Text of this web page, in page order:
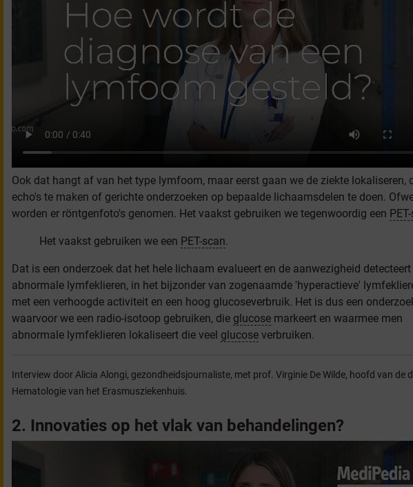
Ook dat hangt af van het type lymfoom, maar eerst gaan we de ziekte lokaliseren,
echo's te maken of gerichte onderzoeken op bepaalde lichaamsdelen te doen.
worden er röntgenfoto's genomen. Het vaakst gebruiken we tegenwoordig een
Het vaakst gebruiken we een PET-scan.
Dat is een onderzoek dat het hele lichaam evalueert en de aanwezigheid
abnormale lymfeklieren, in het bijzonder van zogenaamde 'hyperactieve'
met een verhoogde activiteit en een hoog glucoseverbruik. Het is dus een
waarvoor we een radio-isotoop gebruiken, die glucosemarkeert en waarmee men
abnormale lymfeklieren lokaliseert die veel glucoseverbruiken.
Interview door Alicia Alongi, gezondheidsjournaliste, met prof. Virginie De Wilde, hoofd van de
Hematologie van het Erasmusziekenhuis.
2. Innovaties op het vlak van behandelingen?